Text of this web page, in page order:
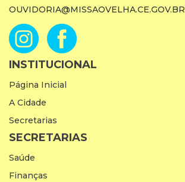
OUVIDORIA@MISSAOVELHA.CE.GOV.BR
INSTITUCIONAL
Página Inicial
A Cidade
Secretarias
SECRETARIAS
Saúde
Finanças